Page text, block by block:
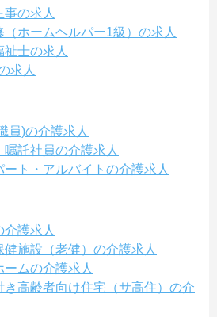
の求人
ホームヘルパー1級）の求人
士の求人
求人
員)の介護求人
託社員の介護求人
ト・アルバイトの介護求人
護求人
施設（老健）の介護求人
ムの介護求人
高齢者向け住宅（サ高住）の介